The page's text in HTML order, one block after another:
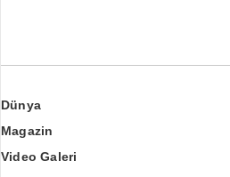
Dünya
Magazin
Video Galeri